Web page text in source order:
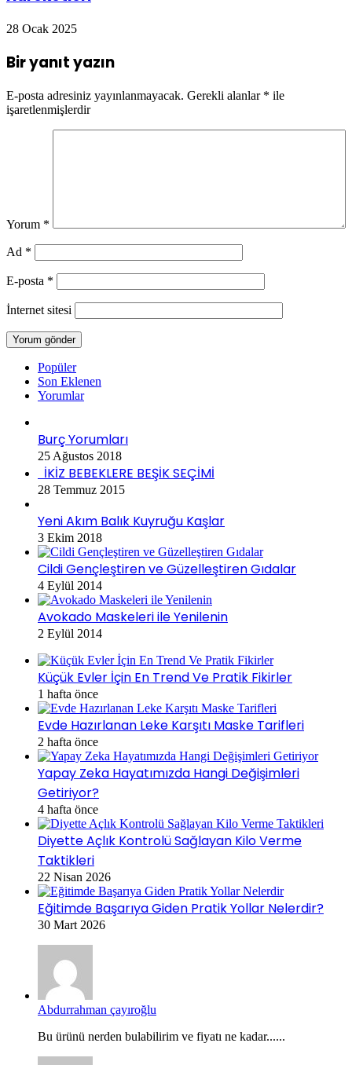
28 Ocak 2025
Bir yanıt yazın
E-posta adresiniz yayınlanmayacak. Gerekli alanlar * ile
işaretlenmişlerdir
Yorum *
Ad *
E-posta *
İnternet sitesi
Popüler
Son Eklenen
Yorumlar
Burç Yorumları
25 Ağustos 2018
İKİZ BEBEKLERE BEŞİK SEÇİMİ
28 Temmuz 2015
Yeni Akım Balık Kuyruğu Kaşlar
3 Ekim 2018
Cildi Gençleştiren ve Güzelleştiren Gıdalar
4 Eylül 2014
Avokado Maskeleri ile Yenilenin
2 Eylül 2014
Küçük Evler İçin En Trend Ve Pratik Fikirler
1 hafta önce
Evde Hazırlanan Leke Karşıtı Maske Tarifleri
2 hafta önce
Yapay Zeka Hayatımızda Hangi Değişimleri
Getiriyor?
4 hafta önce
Diyette Açlık Kontrolü Sağlayan Kilo Verme
Taktikleri
22 Nisan 2026
Eğitimde Başarıya Giden Pratik Yollar Nelerdir?
30 Mart 2026
Abdurrahman çayıroğlu
Bu ürünü nerden bulabilirim ve fiyatı ne kadar......